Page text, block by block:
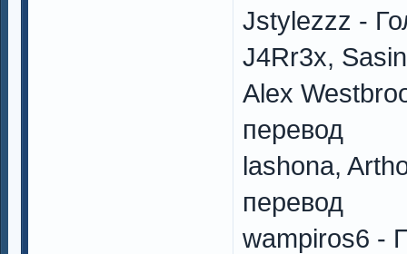
Jstylezzz -
J4Rr3x,
Alex
перевод
lashona,
перевод
wampiros6 -